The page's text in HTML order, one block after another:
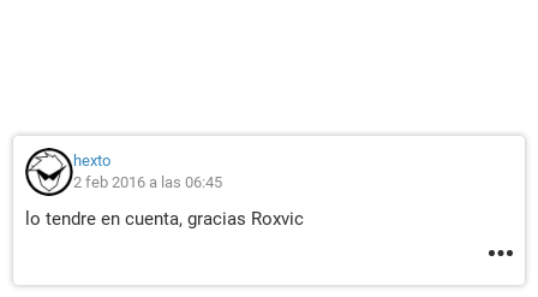
hexto
2 feb 2016 a las 06:45
lo tendre en cuenta, gracias Roxvic